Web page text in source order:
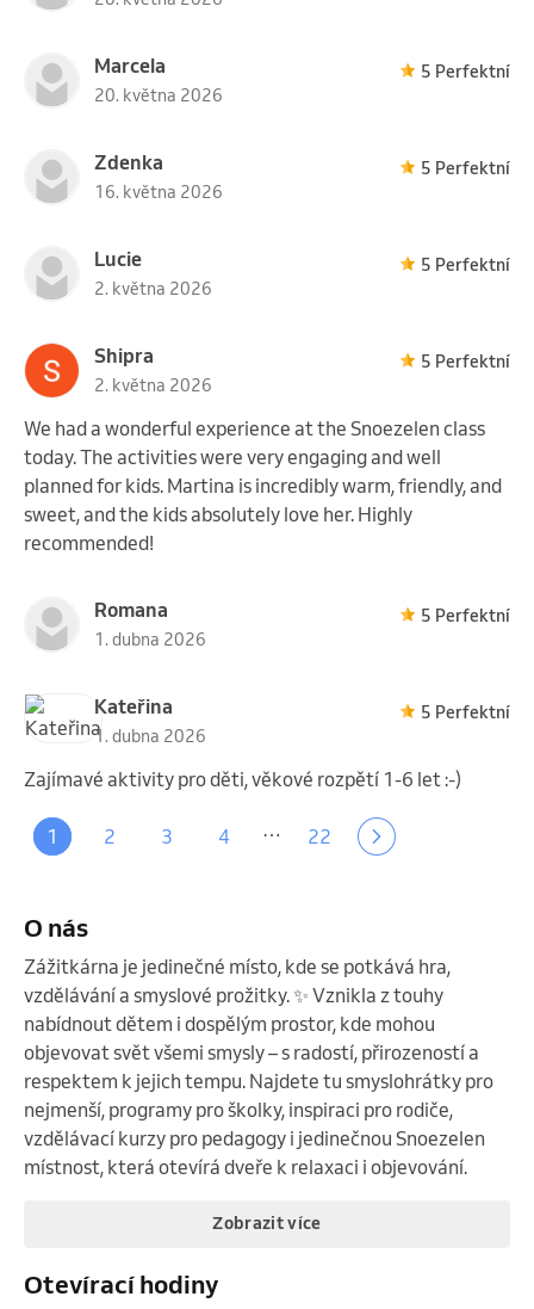
Marcela
20. května 2026
5 Perfektní
Zdenka
16. května 2026
5 Perfektní
Lucie
2. května 2026
5 Perfektní
Shipra
2. května 2026
5 Perfektní
We had a wonderful experience at the Snoezelen class
today. The activities were very engaging and well
planned for kids. Martina is incredibly warm, friendly, and
sweet, and the kids absolutely love her. Highly
recommended!
Romana
1. dubna 2026
5 Perfektní
Kateřina
1. dubna 2026
5 Perfektní
Zajímavé aktivity pro děti, věkové rozpětí 1-6 let :-)
1 2 3 4 … 22
O nás
Zážitkárna je jedinečné místo, kde se potkává hra,
vzdělávání a smyslové prožitky. ✨ Vznikla z touhy
nabídnout dětem i dospělým prostor, kde mohou
objevovat svět všemi smysly – s radostí, přirozeností a
respektem k jejich tempu. Najdete tu smyslohrátky pro
nejmenší, programy pro školky, inspiraci pro rodiče,
vzdělávací kurzy pro pedagogy i jedinečnou Snoezelen
místnost, která otevírá dveře k relaxaci i objevování.
Zobrazit více
Otevírací hodiny